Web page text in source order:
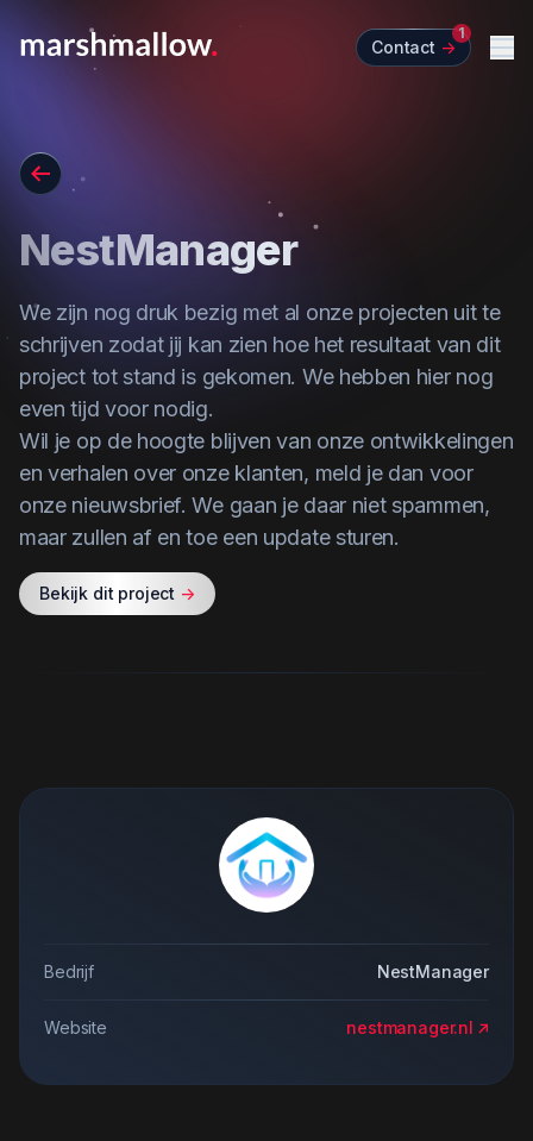
Contact ->
1
Go back
NestManager
We zijn nog druk bezig met al onze projecten uit te
schrijven zodat jij kan zien hoe het resultaat van dit
project tot stand is gekomen. We hebben hier nog
even tijd voor nodig.
Wil je op de hoogte blijven van onze ontwikkelingen
en verhalen over onze klanten, meld je dan voor
onze nieuwsbrief. We gaan je daar niet spammen,
maar zullen af en toe een update sturen.
Bekijk dit project ->
Bedrijf NestManager
Website nestmanager.nl